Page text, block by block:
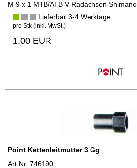
M 9 x 1 MTB/ATB V-Radachsen Shimano
Lieferbar 3-4 Werktage
pro Stk (inkl. MwSt.)
1,00 EUR
Point Kettenleitmutter 3 Gg
Art.Nr. 746190